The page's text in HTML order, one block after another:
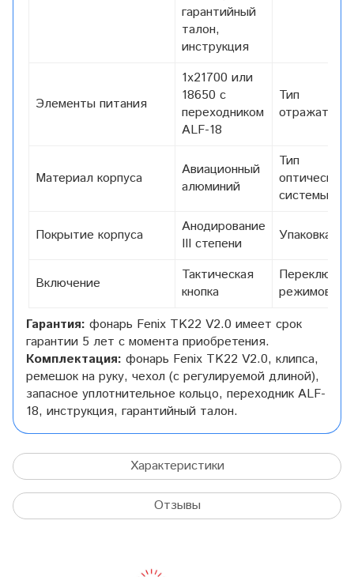
гарантийный
талон,
инструкция
Элементы питания
1x21700 или
18650 c
переходником
ALF-18
Тип
отражателя
Материал корпуса
Авиационный
алюминий
Тип
оптической
системы
Покрытие корпуса
Анодирование
III степени
Упаковка
Включение
Тактическая
кнопка
режимов
Гарантия: фонарь Fenix TK22 V2.0 имеет срок
гарантии 5 лет с момента приобретения.
Комплектация: фонарь Fenix TK22 V2.0, клипса,
ремешок на руку, чехол (с регулируемой длиной),
запасное уплотнительное кольцо, переходник ALF-
18, инструкция, гарантийный талон.
Характеристики
Отзывы